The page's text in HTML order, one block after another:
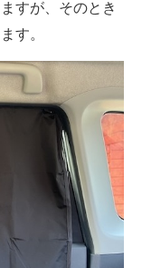
すが、そのとき
す。